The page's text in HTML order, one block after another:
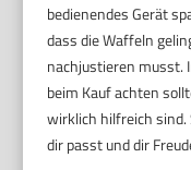
bedienendes Gerät
dass die Waffeln
nachjustieren musst.
beim Kauf achten
wirklich hilfreich sind.
dir passt und dir